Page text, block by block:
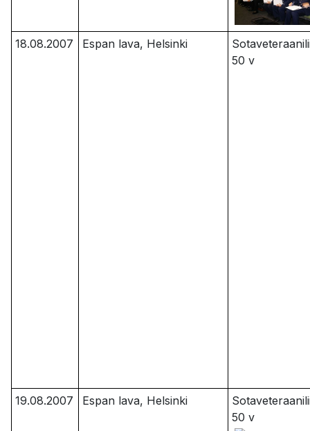
18.08.2007 Espan lava, Helsinki
50 v
19.08.2007 Espan lava, Helsinki
50 v